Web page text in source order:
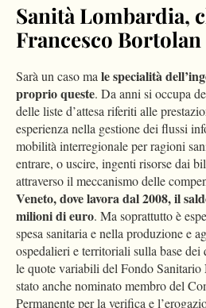
Sanità Lombardia,
Francesco Bortolan
Sarà un caso ma le specialità
proprio queste. Da anni si occupa
delle liste d’attesa riferiti alle
esperienza nella gestione dei flussi
mobilità interregionale per ragioni
entrare, o uscire, ingenti risorse dai
attraverso il meccanismo delle
Veneto, dove lavora dal 2008, il
milioni di euro. Ma soprattutto è
spesa sanitaria e nella produzione e
ospedalieri e territoriali sulla base
le quote variabili del Fondo Sanitario
stato anche nominato membro del
Permanente per la verifica e